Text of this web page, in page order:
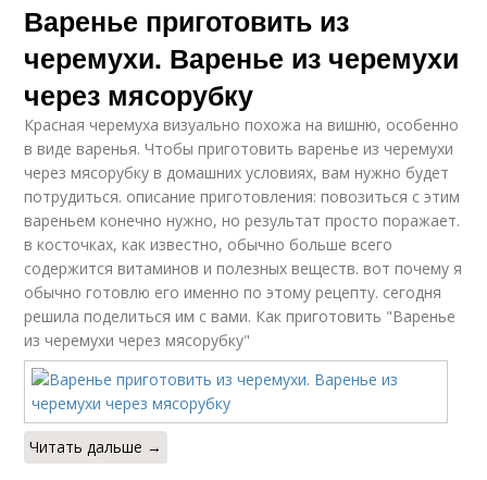
Варенье приготовить из
черемухи. Варенье из черемухи
через мясорубку
Красная черемуха визуально похожа на вишню, особенно
в виде варенья. Чтобы приготовить варенье из черемухи
через мясорубку в домашних условиях, вам нужно будет
потрудиться. описание приготовления: повозиться с этим
вареньем конечно нужно, но результат просто поражает.
в косточках, как известно, обычно больше всего
содержится витаминов и полезных веществ. вот почему я
обычно готовлю его именно по этому рецепту. сегодня
решила поделиться им с вами. Как приготовить "Варенье
из черемухи через мясорубку"
Читать дальше →